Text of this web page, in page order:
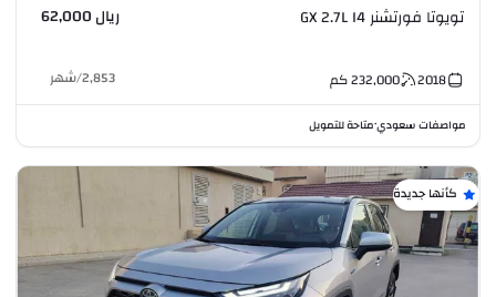
تويوتا فورتشنر GX 2.7L I4 ريال 62,000
2018
232,000كم 2,853
/شهر
مواصفات سعودي•متاحة للتمويل
كأنها جديدة